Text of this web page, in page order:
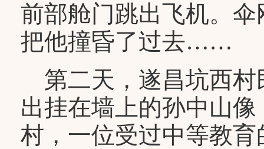
前部舱门跳出飞机。
把他撞昏了过去……
第二天，遂昌坑西村
出挂在墙上的孙中山
村，一位受过中等教